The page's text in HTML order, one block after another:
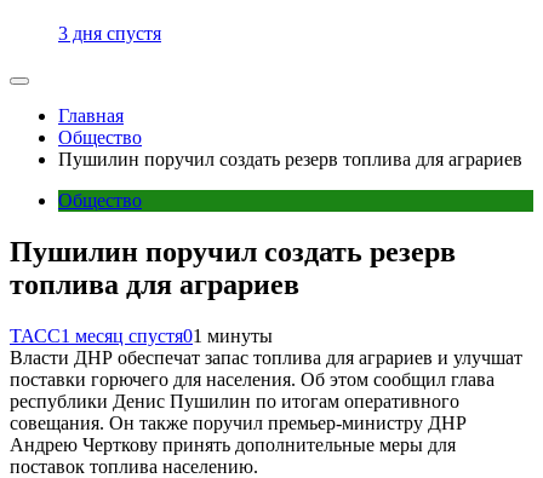
3 дня спустя
Главная
Общество
Пушилин поручил создать резерв топлива для аграриев
Общество
Пушилин поручил создать резерв
топлива для аграриев
ТАСС1 месяц спустя01 минуты
Власти ДНР обеспечат запас топлива для аграриев и улучшат
поставки горючего для населения. Об этом сообщил глава
республики Денис Пушилин по итогам оперативного
совещания. Он также поручил премьер-министру ДНР
Андрею Черткову принять дополнительные меры для
поставок топлива населению.